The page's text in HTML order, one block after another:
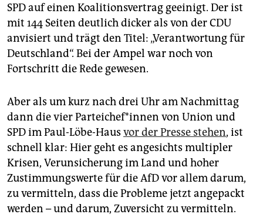
SPD auf einen Koalitionsvertrag geeinigt. Der ist
mit 144 Seiten deutlich dicker als von der CDU
anvisiert und trägt den Titel: „Verantwortung für
Deutschland“. Bei der Ampel war noch von
Fortschritt die Rede gewesen.
Aber als um kurz nach drei Uhr am Nachmittag
dann die vier Par­tei­che­f*in­nen von Union und
SPD im Paul-Löbe-Haus vor der Presse stehen, ist
schnell klar: Hier geht es angesichts multipler
Krisen, Verunsicherung im Land und hoher
Zustimmungswerte für die AfD vor allem darum,
zu vermitteln, dass die Probleme jetzt angepackt
werden – und darum, Zuversicht zu vermitteln.